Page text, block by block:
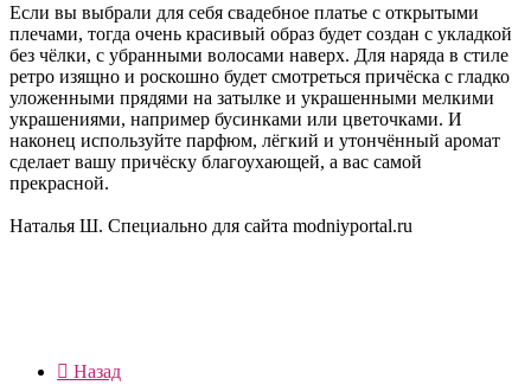
Если вы выбрали для себя свадебное платье с открытыми
плечами, тогда очень красивый образ будет создан с укладкой
без чёлки, с убранными волосами наверх. Для наряда в стиле
ретро изящно и роскошно будет смотреться причёска с гладко
уложенными прядями на затылке и украшенными мелкими
украшениями, например бусинками или цветочками. И
наконец используйте парфюм, лёгкий и утончённый аромат
сделает вашу причёску благоухающей, а вас самой
прекрасной.
Наталья Ш. Специально для сайта modniyportal.ru
Назад